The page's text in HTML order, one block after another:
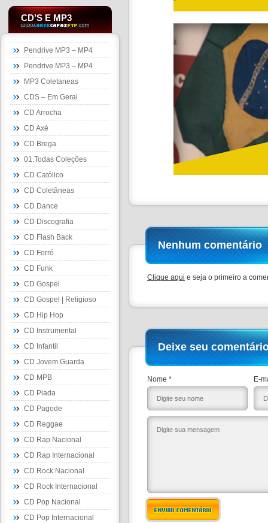
CD’S E MP3
Pendrive MP3 – MP4
Pendrive MP3 – MP4
MP3 Coletaneas
CDS – Em Geral
CD Arrocha
CD Axé
CD Brega
01.Todas Coleções
CD Católico
CD Coletâneas
CD Dance
CD Discografia
CD Flash Back
CD Forró
CD Funk
CD Gospel
CD Gospel | Religioso
CD Hip Hop
CD Instrumental
CD Infantil
CD Jovem Guarda
CD MPB
CD Piada
CD Pagode
CD Reggae
CD Rap Nacional
CD Rap Internacional
CD Rock Nacional
CD Rock Internacional
CD Pop Nacional
CD Pop Internacional
Nenhum comentário
Clique aqui e seja o primeiro a
Deixe seu
Nome * E-
ENVIAR COMENTÁRIO